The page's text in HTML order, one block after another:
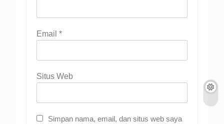
Email *
Situs Web
Simpan nama, email, dan situs web saya